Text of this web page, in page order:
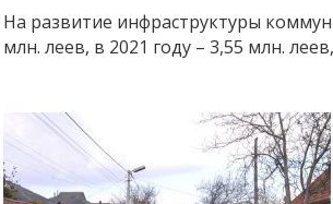
На развитие инфраструктуры
млн. леев, в 2021 году – 3,55 млн.